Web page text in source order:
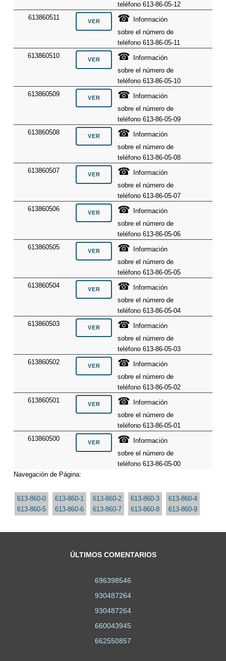
teléfono 613-86-05-12
613860511
☎
Información
sobre el número de
teléfono 613-86-05-11
613860510
☎
Información
sobre el número de
teléfono 613-86-05-10
613860509
☎
Información
sobre el número de
teléfono 613-86-05-09
613860508
☎
Información
sobre el número de
teléfono 613-86-05-08
613860507
☎
Información
sobre el número de
teléfono 613-86-05-07
613860506
☎
Información
sobre el número de
teléfono 613-86-05-06
613860505
☎
Información
sobre el número de
teléfono 613-86-05-05
613860504
☎
Información
sobre el número de
teléfono 613-86-05-04
613860503
☎
Información
sobre el número de
teléfono 613-86-05-03
613860502
☎
Información
sobre el número de
teléfono 613-86-05-02
613860501
☎
Información
sobre el número de
teléfono 613-86-05-01
613860500
☎
Información
sobre el número de
teléfono 613-86-05-00
Navegación de Página:
613-860-0 613-860-1 613-860-2 613-860-3
613-860-4
613-860-5
613-860-6 613-860-7 613-860-8 613-860-9
ÚLTIMOS COMENTARIOS
696398546
930487264
930487264
660043945
662550857